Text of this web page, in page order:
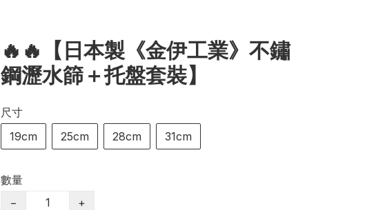
🔥🔥【日本製《金伊工業》不鏽
鋼瀝水篩＋托盤套裝】
尺寸
19cm
25cm 28cm 31cm
數量
−
+